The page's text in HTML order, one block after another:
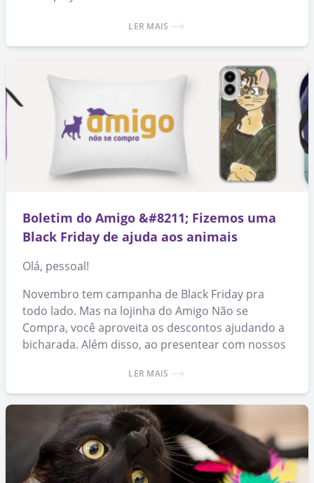
LER MAIS
Boletim do Amigo &#8211; Fizemos uma
Black Friday de ajuda aos animais
Olá, pessoal!
Novembro tem campanha de Black Friday pra
todo lado. Mas na lojinha do Amigo Não se
Compra, você aproveita os descontos ajudando a
bicharada. Além disso, ao presentear com nossos
adoção de animais. 🙂LER MAIS